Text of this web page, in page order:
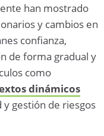
han mostrado
y cambios en
confianza,
de forma gradual y
como
dinámicos
gestión de riesgos